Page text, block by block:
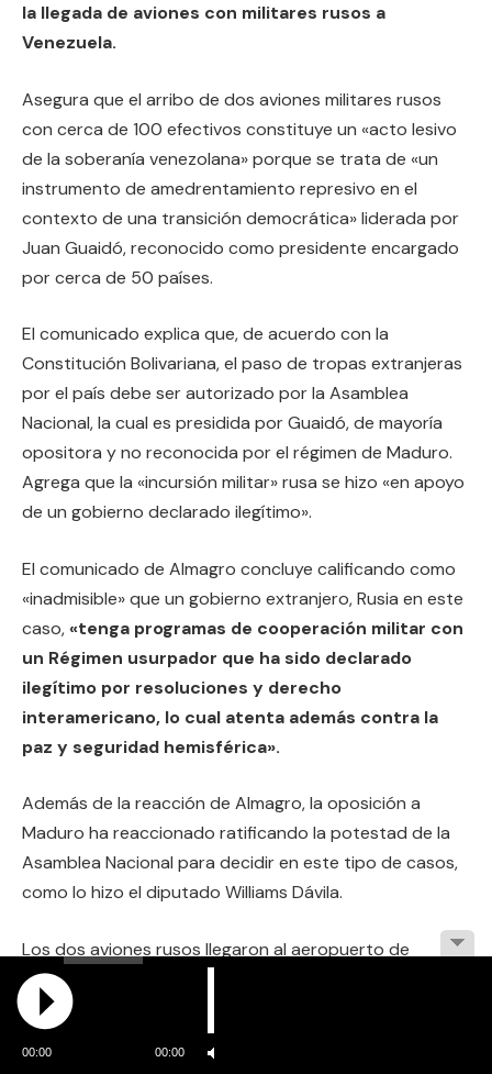
la llegada de aviones con militares rusos a
Venezuela.
Asegura que el arribo de dos aviones militares rusos
con cerca de 100 efectivos constituye un «acto lesivo
de la soberanía venezolana» porque se trata de «un
instrumento de amedrentamiento represivo en el
contexto de una transición democrática» liderada por
Juan Guaidó, reconocido como presidente encargado
por cerca de 50 países.
El comunicado explica que, de acuerdo con la
Constitución Bolivariana, el paso de tropas extranjeras
por el país debe ser autorizado por la Asamblea
Nacional, la cual es presidida por Guaidó, de mayoría
opositora y no reconocida por el régimen de Maduro.
Agrega que la «incursión militar» rusa se hizo «en apoyo
de un gobierno declarado ilegítimo».
El comunicado de Almagro concluye calificando como
«inadmisible» que un gobierno extranjero, Rusia en este
caso,«tenga programas de cooperación militar con
un Régimen usurpador que ha sido declarado
ilegítimo por resoluciones y derecho
interamericano, lo cual atenta además contra la
paz y seguridad hemisférica».
Además de la reacción de Almagro, la oposición a
Maduro ha reaccionado ratificando la potestad de la
Asamblea Nacional para decidir en este tipo de casos,
como lo hizo el diputado Williams Dávila.
Los dos aviones rusos llegaron al aeropuerto de
Maiquetía, que sirve a Caracas, este domingo. Hasta
ahora, el régimen no ha respondido las peticiones de
agencias internacionales sobre el objetivo de esta
00:00 00:00